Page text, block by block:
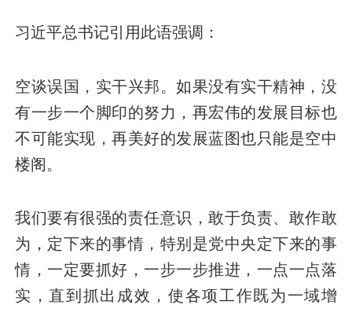
习近平总书记引用此语强调：
空谈误国，实干兴邦。如果没有实干精神，没
有一步一个脚印的努力，再宏伟的发展目标也
不可能实现，再美好的发展蓝图也只能是空中
楼阁。
我们要有很强的责任意识，敢于负责、敢作敢
为，定下来的事情，特别是党中央定下来的事
情，一定要抓好，一步一步推进，一点一点落
实，直到抓出成效，使各项工作既为一域增